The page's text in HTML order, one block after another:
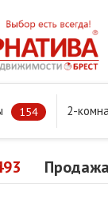
154 2-
Квартиры